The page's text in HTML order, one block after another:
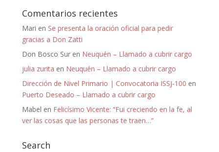
Comentarios recientes
Mari en Se presenta la oración oficial para pedir
gracias a Don Zatti
Don Bosco Suren Neuquén – Llamado a cubrir cargo
julia zurita en Neuquén – Llamado a cubrir cargo
Dirección de Nivel Primario | Convocatoria ISSJ-100 en
Puerto Deseado – Llamado a cubrir cargo
Mabel en Felicísimo Vicente: “Fui creciendo en la fe, al
ver las cosas que las personas te traen…”
Search